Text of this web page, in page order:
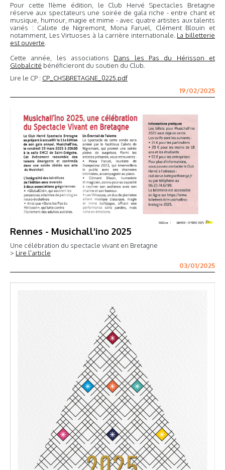
Pour cette 11ème édition, le Club Hervé Spectacles Bretagne
réserve aux spectateurs une soirée de gala riche - entre chant et
musique, humour, magie et mime - avec quatre artistes aux talents
variés : Calixte de Nigremont, Mona Faruel, Clément Blouin et
notamment, Les Virtuoses à la carrière internationale. La billetterie
est ouverte
Cette année, les associations Dans les Pas du Hérisson et
Globalcité bénéficieront du soutien du Club.
Lire le CP : CP_CHSBRETAGNE_0225.pdf
19/02/2025
Rennes - Musichall'ino 2025
Une célébration du spectacle vivant en Bretagne
> Lire l'article
03/01/2025